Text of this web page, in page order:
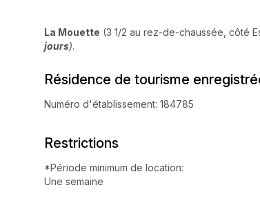
La Mouette (3 1/2 au rez-de-chaussée, côté
jours).
Résidence de tourisme
Numéro d'établissement: 184785
Restrictions
*Période minimum de location:
Une semaine